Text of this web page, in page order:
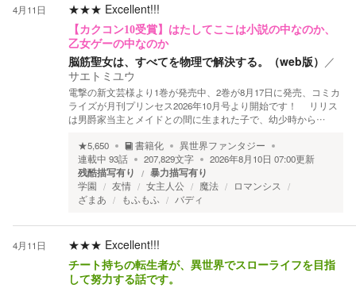
4月11日 ★★★ Excellent!!!
【カクコン10受賞】はたしてここは小説の中なのか、
乙女ゲーの中なのか
脳筋聖女は、すべてを物理で解決する。（web版） ／
サエトミユウ
電撃の新文芸様より1巻が発売中、2巻が8月17日に発売、コミカ
ライズが月刊プリンセス2026年10月号より開始です！ リリス
は男爵家当主とメイドとの間に生まれた子で、幼少時から…
★5,650 書籍化
異世界ファンタジー
連載中 93話 207,829文字 2026年8月10日 07:00更新
残酷描写有り 暴力描写有り
学園 友情 女主人公 魔法
ロマンシス
ざまあ
もふもふ バディ
4月11日 ★★★ Excellent!!!
チート持ちの転生者が、異世界でスローライフを目指
して努力する話です。